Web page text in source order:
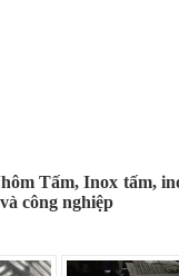
Tấm, Inox tấm,
công nghiệp